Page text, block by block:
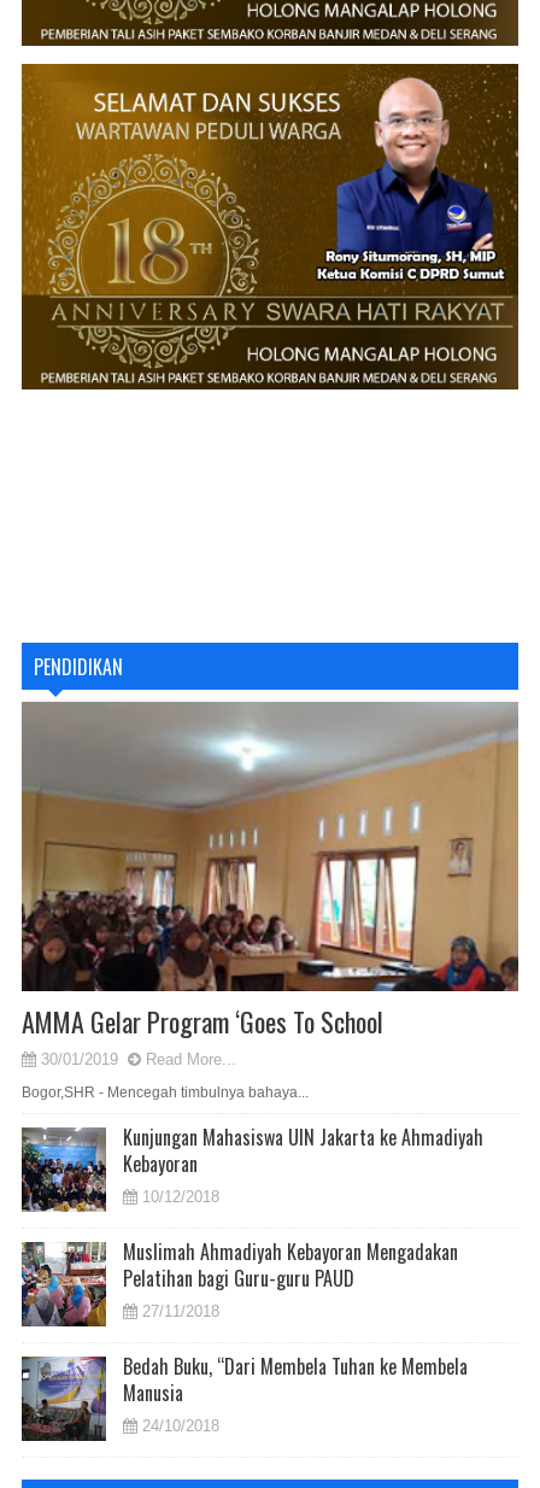
PENDIDIKAN
AMMA Gelar Program ‘Goes To School
30/01/2019 Read More...
Bogor,SHR - Mencegah timbulnya bahaya...
Kunjungan Mahasiswa UIN Jakarta ke Ahmadiyah
Kebayoran
10/12/2018
Muslimah Ahmadiyah Kebayoran Mengadakan
Pelatihan bagi Guru-guru PAUD
27/11/2018
Bedah Buku, “Dari Membela Tuhan ke Membela
Manusia
24/10/2018